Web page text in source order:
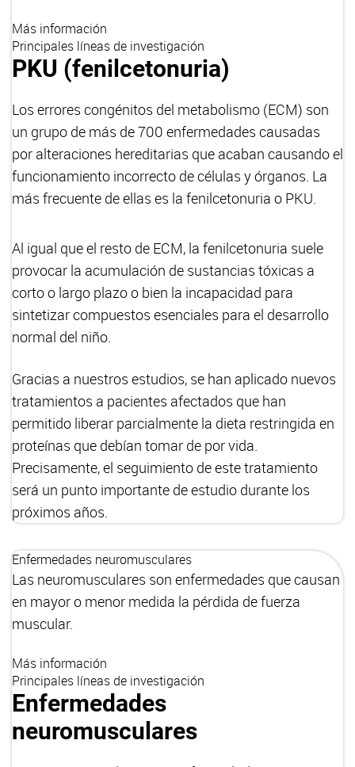
Más información
Principales líneas de investigación
PKU (fenilcetonuria)
Los errores congénitos del metabolismo (ECM) son
un grupo de más de 700 enfermedades causadas
por alteraciones hereditarias que acaban causando el
funcionamiento incorrecto de células y órganos. La
más frecuente de ellas es la fenilcetonuria o PKU.
Al igual que el resto de ECM, la fenilcetonuria suele
provocar la acumulación de sustancias tóxicas a
corto o largo plazo o bien la incapacidad para
sintetizar compuestos esenciales para el desarrollo
normal del niño.
Gracias a nuestros estudios, se han aplicado nuevos
tratamientos a pacientes afectados que han
permitido liberar parcialmente la dieta restringida en
proteínas que debían tomar de por vida.
Precisamente, el seguimiento de este tratamiento
será un punto importante de estudio durante los
próximos años.
Enfermedades neuromusculares
Las neuromusculares son enfermedades que causan
en mayor o menor medida la pérdida de fuerza
muscular.
Más información
Principales líneas de investigación
Enfermedades
neuromusculares